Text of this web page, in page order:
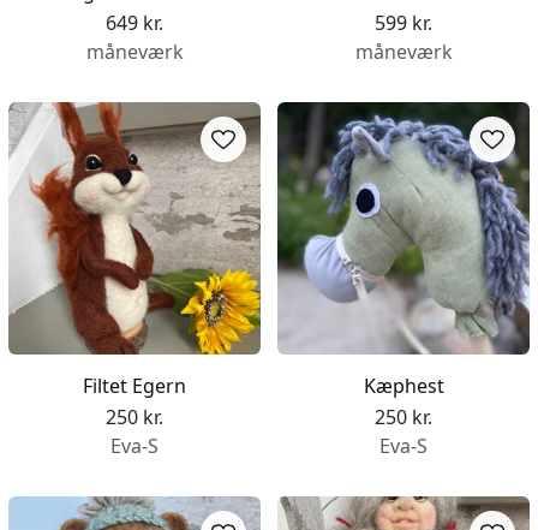
649 kr.
måneværk
599 kr.
måneværk
Filtet Egern
250 kr.
Eva-S
Kæphest
250 kr.
Eva-S